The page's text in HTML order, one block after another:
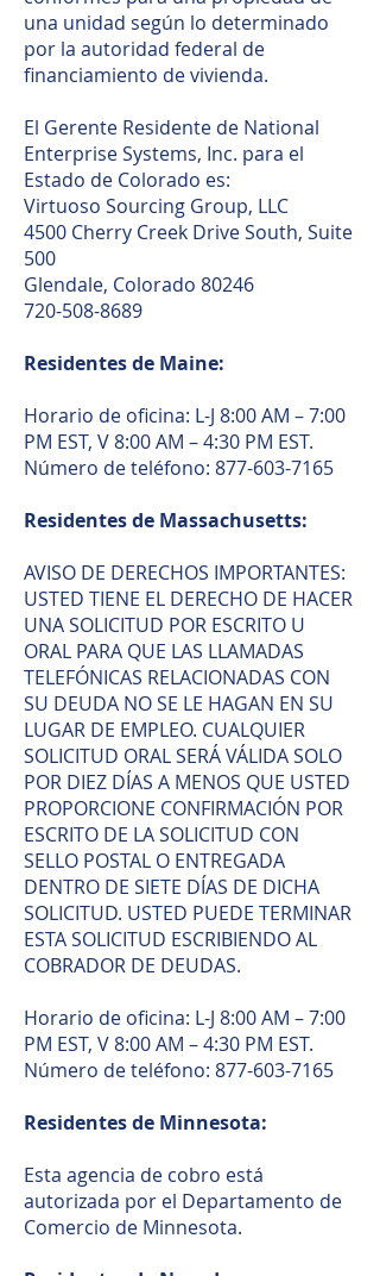
una unidad según lo determinado
por la autoridad federal de
financiamiento de vivienda.
El Gerente Residente de National
Enterprise Systems, Inc. para el
Estado de Colorado es:
Virtuoso Sourcing Group, LLC
4500 Cherry Creek Drive South, Suite
500
Glendale, Colorado 80246
720-508-8689
Residentes de Maine:
Horario de oficina: L-J 8:00 AM – 7:00
PM EST, V 8:00 AM – 4:30 PM EST.
Número de teléfono: 877-603-7165
Residentes de Massachusetts:
AVISO DE DERECHOS IMPORTANTES:
USTED TIENE EL DERECHO DE HACER
UNA SOLICITUD POR ESCRITO U
ORAL PARA QUE LAS LLAMADAS
TELEFÓNICAS RELACIONADAS CON
SU DEUDA NO SE LE HAGAN EN SU
LUGAR DE EMPLEO. CUALQUIER
SOLICITUD ORAL SERÁ VÁLIDA SOLO
POR DIEZ DÍAS A MENOS QUE USTED
PROPORCIONE CONFIRMACIÓN POR
ESCRITO DE LA SOLICITUD CON
SELLO POSTAL O ENTREGADA
DENTRO DE SIETE DÍAS DE DICHA
SOLICITUD. USTED PUEDE TERMINAR
ESTA SOLICITUD ESCRIBIENDO AL
COBRADOR DE DEUDAS.
Horario de oficina: L-J 8:00 AM – 7:00
PM EST, V 8:00 AM – 4:30 PM EST.
Número de teléfono: 877-603-7165
Residentes de Minnesota:
Esta agencia de cobro está
autorizada por el Departamento de
Comercio de Minnesota.